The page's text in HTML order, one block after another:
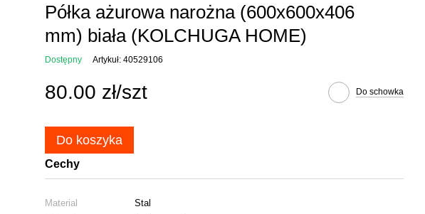
Półka ażurowa narożna (600х600х406
mm) biała (KOLCHUGA HOME)
Dostępny Artykuł: 40529106
80.00 zł/szt Do schowka
Do koszyka
Cechy
Material
Stal